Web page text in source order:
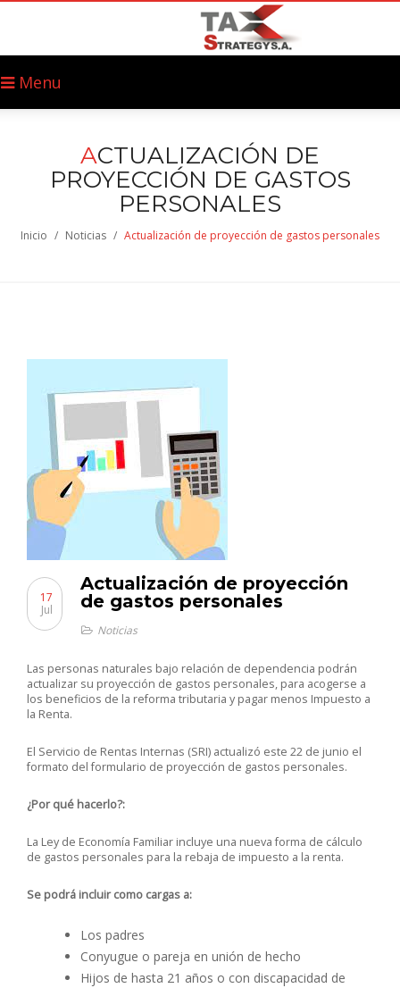
Menu
ACTUALIZACIÓN DE
PROYECCIÓN DE GASTOS
PERSONALES
Inicio / Noticias / Actualización de proyección de gastos personales
Actualización de proyección
de gastos personales
17
Jul
Noticias
Las personas naturales bajo relación de dependencia podrán
actualizar su proyección de gastos personales, para acogerse a
los beneficios de la reforma tributaria y pagar menos Impuesto a
la Renta.
El Servicio de Rentas Internas (SRI) actualizó este 22 de junio el
formato del formulario de proyección de gastos personales.
¿Por qué hacerlo?:
La Ley de Economía Familiar incluye una nueva forma de cálculo
de gastos personales para la rebaja de impuesto a la renta.
Se podrá incluir como cargas a:
Los padres
Conyugue o pareja en unión de hecho
Hijos de hasta 21 años o con discapacidad de